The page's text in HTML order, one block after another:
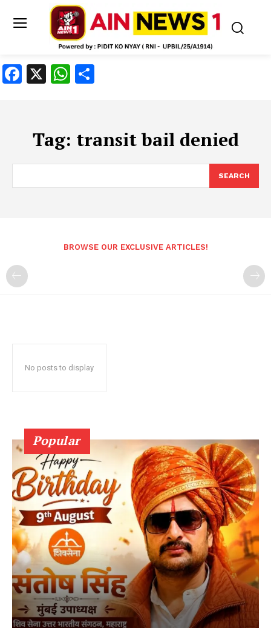
Facebook
X WhatsApp
Tag: transit bail denied
SEARCH
BROWSE OUR EXCLUSIVE ARTICLES!
No posts to display
Popular